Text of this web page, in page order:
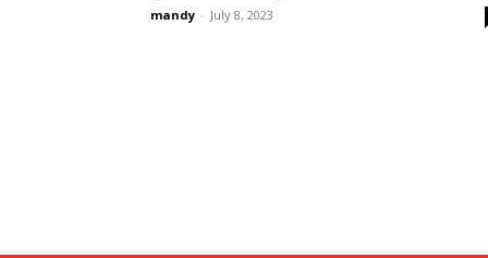
mandy - July 8, 2023